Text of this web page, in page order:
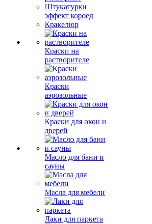
Штукатурки
эффект короед
Кракелюр
Краски на
растворителе
Краски
аэрозольные
Краски для окон и
дверей
Масло для бани и
сауны
Масла для мебели
Лаки для паркета